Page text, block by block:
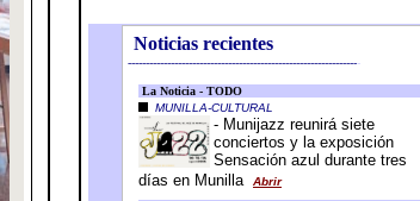
Noticias recientes
-----------------------------------------------------------------